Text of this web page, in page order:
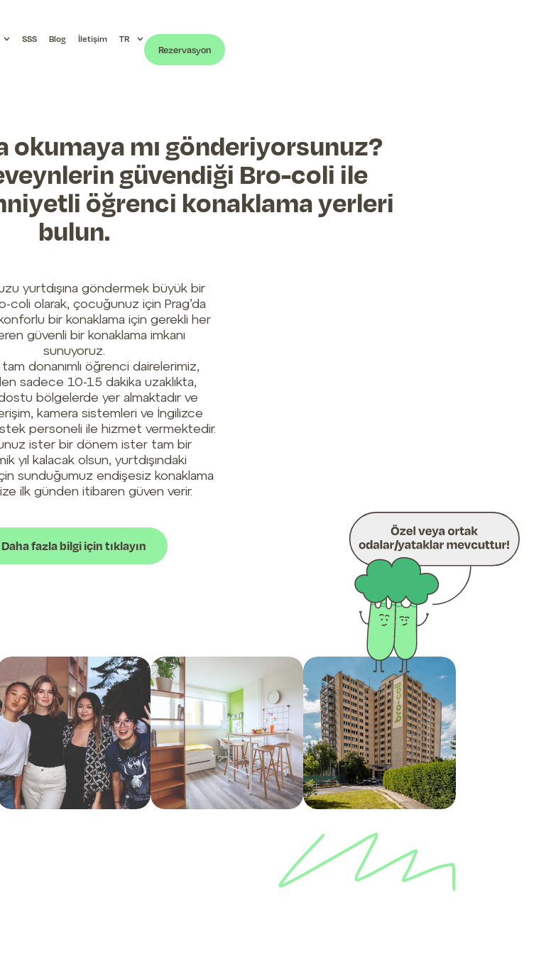
SSS Blog İletişim TR
Rezervasyon
okumaya mı gönderiyorsunuz?
güvendiği Bro-coli ile
öğrenci konaklama yerleri
bulun.
yurtdışına göndermek büyük bir
coli olarak, çocuğunuz için Prag’da
bir konaklama için gerekli her
güvenli bir konaklama imkanı
sunuyoruz.
tam donanımlı öğrenci dairelerimiz,
sadece 10-15 dakika uzaklıkta,
bölgelerde yer almaktadır ve
kamera sistemleri ve İngilizce
personeli ile hizmet vermektedir.
ister bir dönem ister tam bir
yıl kalacak olsun, yurtdışındaki
sunduğumuz endişesiz konaklama
ilk günden itibaren güven verir.
Daha fazla bilgi için tıklayın